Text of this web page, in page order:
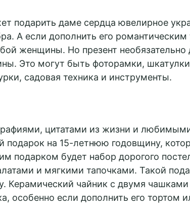
подарить даме сердца ювелирное
А если дополнить его
женщины. Но презент
Это могут быть фоторамки,
садовая техника и инструменты.
цитатами из жизни и
подарок на 15-летнюю годовщину,
подарком будет набор дорогого
и мягкими тапочками. Такой
Керамический чайник с двумя
особенно если дополнить его тортом